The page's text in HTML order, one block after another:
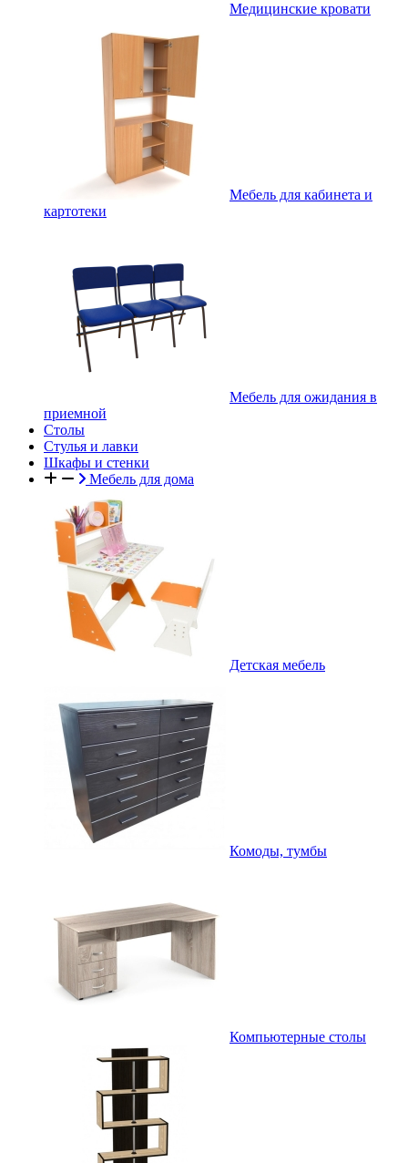
Медицинские кровати
Мебель для кабинета и
картотеки
Мебель для ожидания в
приемной
Столы
Стулья и лавки
Шкафы и стенки
Мебель для дома
Детская мебель
Комоды, тумбы
Компьютерные столы